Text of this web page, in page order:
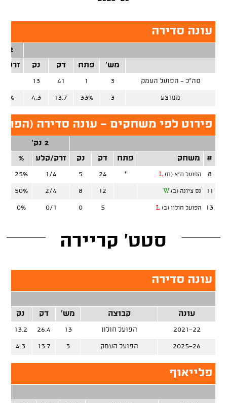
עונה סדירה
2 נק'
מש'
פתח דק נק זרק/
סה"כ - הפועל העמק 3
1
41
13
ממוצע 3
33%
13.7
4.3
פירוט לפי משחקים - עונה סדירה
2 נק'
#
משחק פתח דק נק זרק/קלע %
8 הפועל ת"א (ח) L
*
24
5
1/4
25%
11 נס ציונה (ב) W
12
8
2/4
50%
13 הפועל חולון (ב) L
5
0
0/1
0%
סטט' קריירה
עונה סדירה
עונה קבוצה מש' דק נק
2021-22 הפועל חולון 13
26.4
13.2
2025-26 הפועל העמק 3
13.7
4.3
פלייאוף